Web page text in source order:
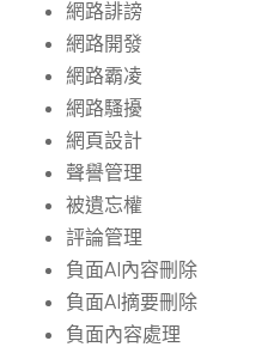
網路誹謗
網路開發
網路霸凌
網路騷擾
網頁設計
聲譽管理
被遺忘權
評論管理
負面AI內容刪除
負面AI摘要刪除
負面內容處理